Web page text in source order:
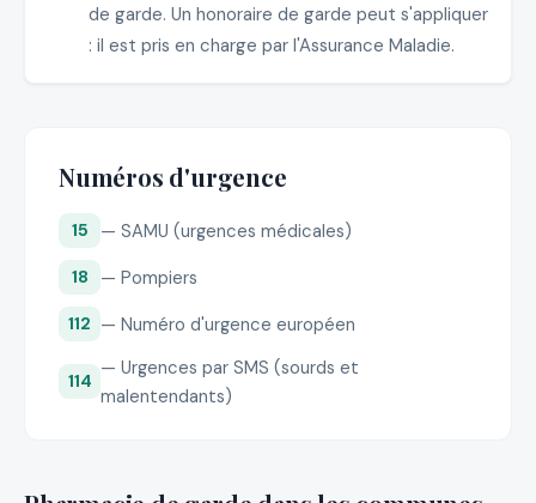
de garde. Un honoraire de garde peut s'appliquer
: il est pris en charge par l'Assurance Maladie.
Numéros d'urgence
15 — SAMU (urgences médicales)
18 — Pompiers
112 — Numéro d'urgence européen
114
— Urgences par SMS (sourds et
malentendants)